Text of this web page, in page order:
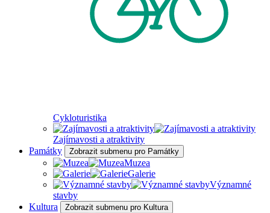
Cykloturistika
Zajímavosti a atraktivity
Památky
Zobrazit submenu pro Památky
Muzea
Galerie
Významné
stavby
Kultura
Zobrazit submenu pro Kultura